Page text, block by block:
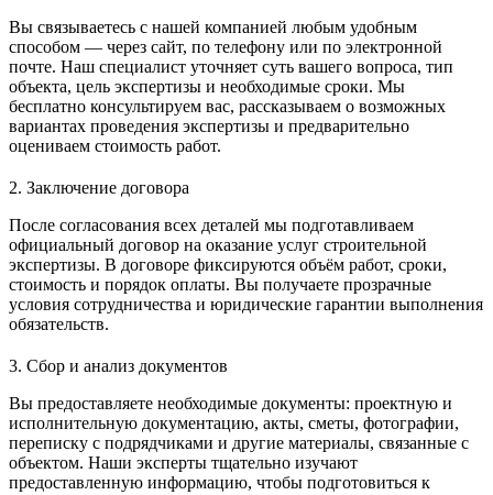
Вы связываетесь с нашей компанией любым удобным
способом — через сайт, по телефону или по электронной
почте. Наш специалист уточняет суть вашего вопроса, тип
объекта, цель экспертизы и необходимые сроки. Мы
бесплатно консультируем вас, рассказываем о возможных
вариантах проведения экспертизы и предварительно
оцениваем стоимость работ.
2. Заключение договора
После согласования всех деталей мы подготавливаем
официальный договор на оказание услуг строительной
экспертизы. В договоре фиксируются объём работ, сроки,
стоимость и порядок оплаты. Вы получаете прозрачные
условия сотрудничества и юридические гарантии выполнения
обязательств.
3. Сбор и анализ документов
Вы предоставляете необходимые документы: проектную и
исполнительную документацию, акты, сметы, фотографии,
переписку с подрядчиками и другие материалы, связанные с
объектом. Наши эксперты тщательно изучают
предоставленную информацию, чтобы подготовиться к